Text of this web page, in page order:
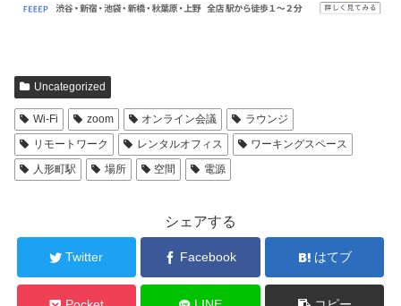
Uncategorized
Wi-Fi zoom オンライン会議
ラウンジ
リモートワーク
レンタルオフィス
ワーキングスペース
人形町駅
場所 空間 電源
シェアする
Twitter Facebook はてブ